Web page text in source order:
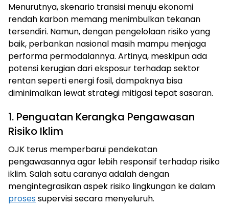
Menurutnya, skenario transisi menuju ekonomi
rendah karbon memang menimbulkan tekanan
tersendiri. Namun, dengan pengelolaan risiko yang
baik, perbankan nasional masih mampu menjaga
performa permodalannya. Artinya, meskipun ada
potensi kerugian dari eksposur terhadap sektor
rentan seperti energi fosil, dampaknya bisa
diminimalkan lewat strategi mitigasi tepat sasaran.
1. Penguatan Kerangka Pengawasan
Risiko Iklim
OJK terus memperbarui pendekatan
pengawasannya agar lebih responsif terhadap risiko
iklim. Salah satu caranya adalah dengan
mengintegrasikan aspek risiko lingkungan ke dalam
proses supervisi secara menyeluruh.